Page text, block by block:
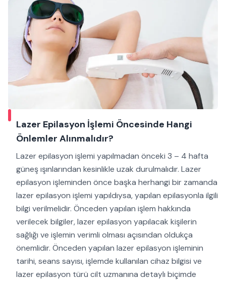
Lazer Epilasyon İşlemi Öncesinde Hangi
Önlemler Alınmalıdır?
Lazer epilasyon işlemi yapılmadan önceki 3 – 4 hafta
güneş ışınlarından kesinlikle uzak durulmalıdır. Lazer
epilasyon işleminden önce başka herhangi bir zamanda
lazer epilasyon işlemi yapıldıysa, yapılan epilasyonla ilgili
bilgi verilmelidir. Önceden yapılan işlem hakkında
verilecek bilgiler, lazer epilasyon yapılacak kişilerin
sağlığı ve işlemin verimli olması açısından oldukça
önemlidir. Önceden yapılan lazer epilasyon işleminin
tarihi, seans sayısı, işlemde kullanılan cihaz bilgisi ve
lazer epilasyon türü cilt uzmanına detaylı biçimde